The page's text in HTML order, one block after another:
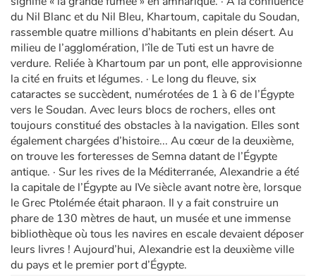
du Nil Blanc et du Nil Bleu, Khartoum, capitale du Soudan,
rassemble quatre millions d’habitants en plein désert. Au
milieu de l’agglomération, l’île de Tuti est un havre de
verdure. Reliée à Khartoum par un pont, elle approvisionne
la cité en fruits et légumes. · Le long du fleuve, six
cataractes se succèdent, numérotées de 1 à 6 de l’Égypte
vers le Soudan. Avec leurs blocs de rochers, elles ont
toujours constitué des obstacles à la navigation. Elles sont
également chargées d’histoire... Au cœur de la deuxième,
on trouve les forteresses de Semna datant de l’Égypte
antique. · Sur les rives de la Méditerranée, Alexandrie a été
la capitale de l’Égypte au IVe siècle avant notre ère, lorsque
le Grec Ptolémée était pharaon. Il y a fait construire un
phare de 130 mètres de haut, un musée et une immense
bibliothèque où tous les navires en escale devaient déposer
leurs livres ! Aujourd’hui, Alexandrie est la deuxième ville
du pays et le premier port d’Égypte.